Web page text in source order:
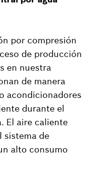
por compresión
de producción
en nuestra
de manera
acondicionadores
durante el
El aire caliente
sistema de
alto consumo